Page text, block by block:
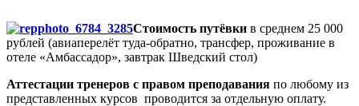
Стоимость путёвки в среднем 25 000
рублей (авиаперелёт туда-обратно, трансфер, проживание в
отеле «Амбассадор», завтрак Шведский стол)
Аттестации тренеров с правом преподавания по любому из
представленных курсов проводится за отдельную оплату.